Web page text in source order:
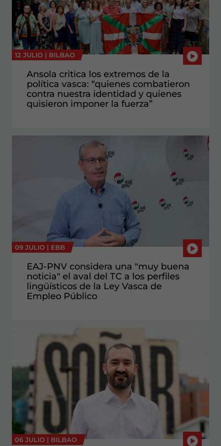
12 JULIO | BILBAO
Ansola critica los extremos de la
política vasca: “quienes combatieron
contra nuestra identidad y quienes
quisieron imponer la fuerza”
09 JULIO | EBB
EAJ-PNV considera una "muy buena
noticia" el aval del TC a los perfiles
lingüísticos de la Ley Vasca de
Empleo Público
06 JULIO | BILBAO